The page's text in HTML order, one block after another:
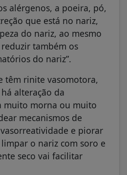
alérgenos, a poeira, pó,
que está no nariz,
do nariz, ao mesmo
também os
do nariz”.
têm rinite vasomotora,
alteração da
muito morna ou muito
mecanismos de
e piorar
limpar o nariz com soro e
seco vai facilitar